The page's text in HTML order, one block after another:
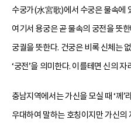
수궁가(水宮歌)에서 수궁은 물속에
여기서 용궁은 곧 물속의 궁전을 뜻
궁궐을 뜻한다. 건궁은 비록 신체는
‘궁전’을 의미한다. 이를테면 신의
충남지역에서는 가신을 모실 때 ‘께
우대하여 말하는 호칭이지만 가신의